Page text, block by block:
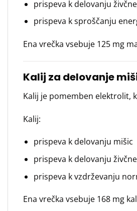
prispeva k delovanju
prispeva k sproščanju
Ena vrečka vsebuje 125 mg
Kalij za delovanje
Kalij je pomemben elektrolit,
Kalij:
prispeva k delovanju mišic
prispeva k delovanju
prispeva k vzdrževanju
Ena vrečka vsebuje 168 mg